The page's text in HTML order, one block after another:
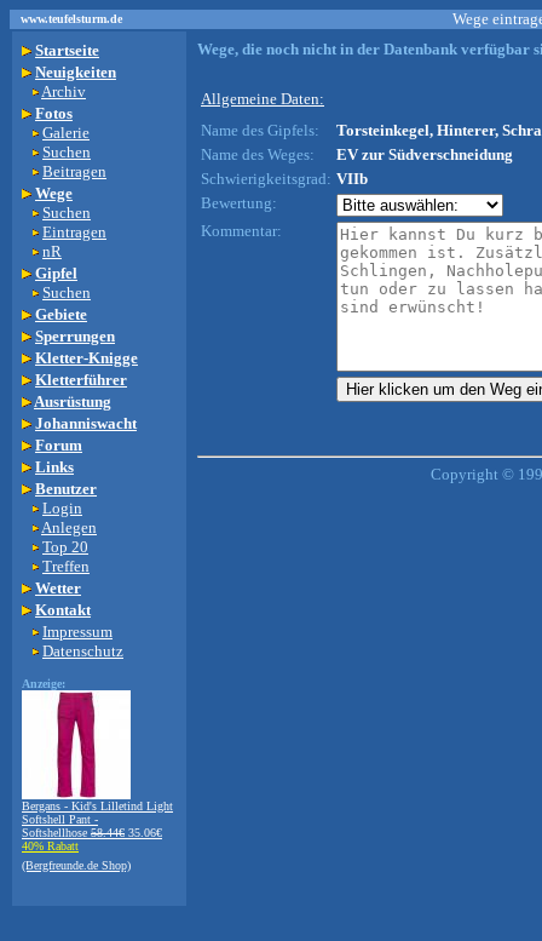
www.teufelsturm.de
Wege
Startseite
Neuigkeiten
Archiv
Fotos
Galerie
Suchen
Beitragen
Wege
Suchen
Eintragen
nR
Gipfel
Suchen
Gebiete
Sperrungen
Kletter-Knigge
Kletterführer
Ausrüstung
Johanniswacht
Forum
Links
Benutzer
Login
Anlegen
Top 20
Treffen
Wetter
Kontakt
Impressum
Datenschutz
Anzeige:
Bergans - Kid's Lilletind Light
Softshell Pant -
Softshellhose 58.44€ 35.06€
40% Rabatt
(Bergfreunde.de Shop)
Wege, die noch nicht in der Datenbank verfügbar
Allgemeine Daten:
Name des Gipfels:
Torsteinkegel, Hinterer,
Name des Weges:
EV zur Südverschneidung
Schwierigkeitsgrad: VIIb
Bewertung:
Kommentar:
Copyright ©